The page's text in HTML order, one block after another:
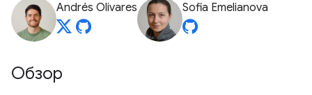
Andrés Olivares Sofia Emelianova
Обзор